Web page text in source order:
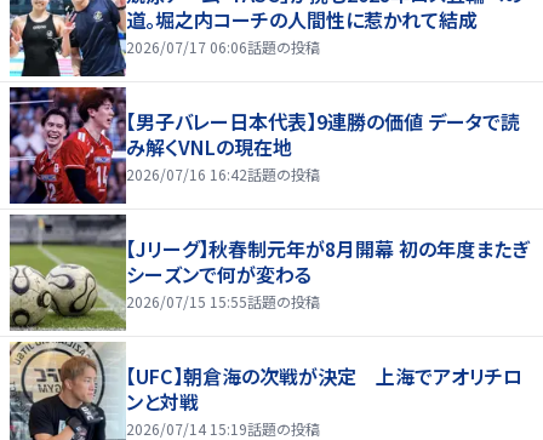
道。堀之内コーチの人間性に惹かれて結成
2026/07/17 06:06話題の投稿
【男子バレー日本代表】9連勝の価値 データで読
み解くVNLの現在地
2026/07/16 16:42話題の投稿
【Jリーグ】秋春制元年が8月開幕 初の年度またぎ
シーズンで何が変わる
2026/07/15 15:55話題の投稿
【UFC】朝倉海の次戦が決定 上海でアオリチロ
ンと対戦
2026/07/14 15:19話題の投稿